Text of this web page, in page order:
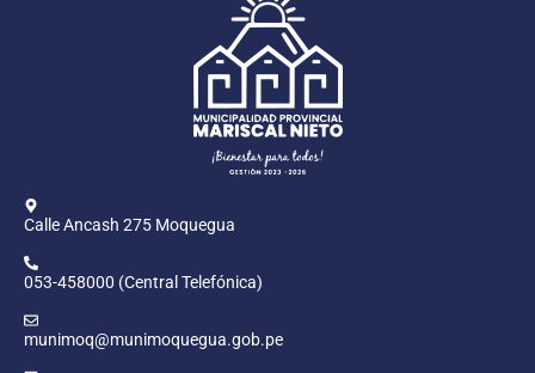
Calle Ancash 275 Moquegua
053-458000 (Central Telefónica)
munimoq@munimoquegua.gob.pe